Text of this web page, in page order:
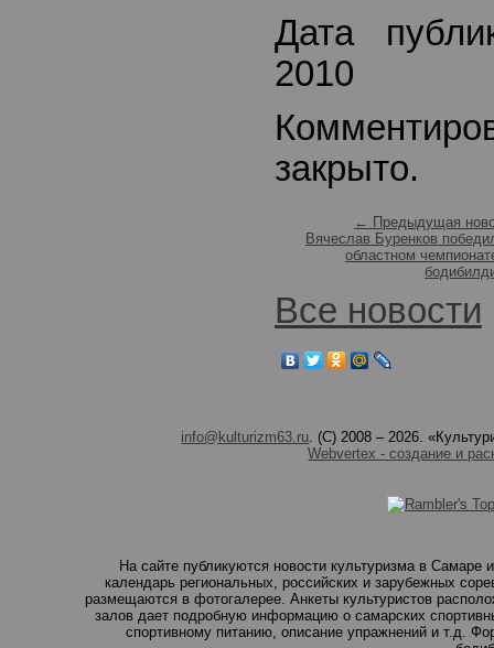
Дата
2010
закрыто.
← Предыдущая
Вячеслав Буренков
областном
Все новости
info@kulturizm63.ru. (C) 2008 – 2026.
Webvertex - создание и
На сайте публикуются новости культуризма в
календарь региональных, российских и зарубежных
размещаются в фотогалерее. Анкеты культуристов
залов дает подробную информацию о самарских
спортивному питанию, описание упражнений и т.д.